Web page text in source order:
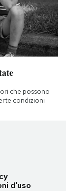
che possono
condizioni
d'uso